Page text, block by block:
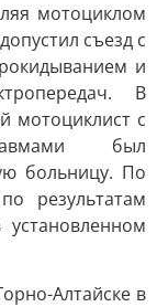
мотоциклом
съезд с
и
В
мотоциклист с
был
больницу. По
результатам
Алтайске в